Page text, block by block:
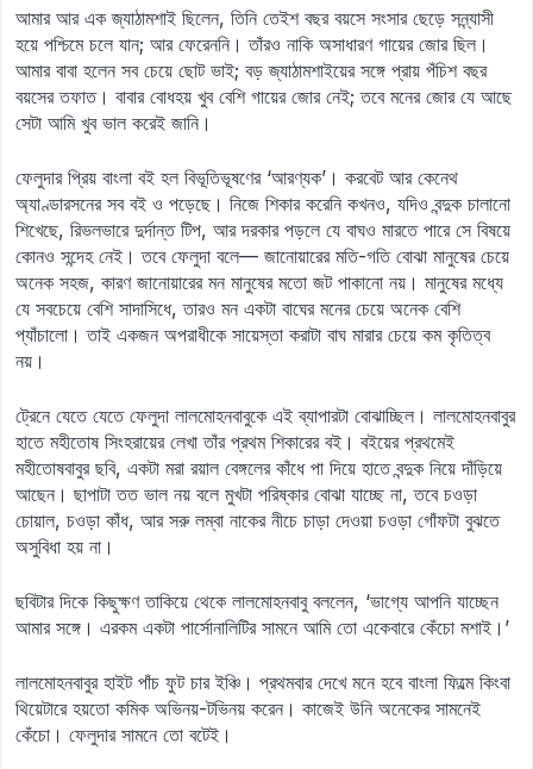
আমার আর এক জ্যাঠামশাই ছিলেন, তিনি তেইশ বছর বয়সে সংসার ছেড়ে সন্ন্যাসী
হয়ে পশ্চিমে চলে যান; আর ফেরেননি। তাঁরও নাকি অসাধারণ গায়ের জোর ছিল।
আমার বাবা হলেন সব চেয়ে ছোট ভাই; বড় জ্যাঠামশাইয়ের সঙ্গে প্রায় পঁচিশ বছর
বয়সের তফাত। বাবার বোধহয় খুব বেশি গায়ের জোর নেই; তবে মনের জোর যে আছে
সেটা আমি খুব ভাল করেই জানি।
ফেলুদার প্রিয় বাংলা বই হল বিভূতিভূষণের ‘আরণ্যক’। করবেট আর কেনেথ
অ্যাণ্ডারসনের সব বই ও পড়েছে। নিজে শিকার করেনি কখনও, যদিও বন্দুক চালানো
শিখেছে, রিভলভারে দুর্দান্ত টিপ, আর দরকার পড়লে যে বাঘও মারতে পারে সে বিষয়ে
কোনও সন্দেহ নেই। তবে ফেলুদা বলে— জানোয়ারের মতি-গতি বোঝা মানুষের চেয়ে
অনেক সহজ, কারণ জানোয়ারের মন মানুষের মতো জট পাকানো নয়। মানুষের মধ্যে
যে সবচেয়ে বেশি সাদাসিধে, তারও মন একটা বাঘের মনের চেয়ে অনেক বেশি
প্যাঁচালো। তাই একজন অপরাধীকে সায়েস্তা করাটা বাঘ মারার চেয়ে কম কৃতিত্ব
নয়।
ট্রেনে যেতে যেতে ফেলুদা লালমোহনবাবুকে এই ব্যাপারটা বোঝাচ্ছিল। লালমোহনবাবুর
হাতে মহীতোষ সিংহরায়ের লেখা তাঁর প্রথম শিকারের বই। বইয়ের প্রথমেই
মহীতোষবাবুর ছবি, একটা মরা রয়াল বেঙ্গলের কাঁধে পা দিয়ে হাতে বন্দুক নিয়ে দাঁড়িয়ে
আছেন। ছাপাটা তত ভাল নয় বলে মুখটা পরিষ্কার বোঝা যাচ্ছে না, তবে চওড়া
চোয়াল, চওড়া কাঁধ, আর সরু লম্বা নাকের নীচে চাড়া দেওয়া চওড়া গোঁফটা বুঝতে
অসুবিধা হয় না।
ছবিটার দিকে কিছুক্ষণ তাকিয়ে থেকে লালমোহনবাবু বললেন, ‘ভাগ্যে আপনি যাচ্ছেন
আমার সঙ্গে। এরকম একটা পার্সোনালিটির সামনে আমি তো একেবারে কেঁচো মশাই।’
লালমোহনবাবুর হাইট পাঁচ ফুট চার ইঞ্চি। প্রথমবার দেখে মনে হবে বাংলা ফিল্মে কিংবা
থিয়েটারে হয়তো কমিক অভিনয়-টভিনয় করেন। কাজেই উনি অনেকের সামনেই
কেঁচো। ফেলুদার সামনে তো বটেই।